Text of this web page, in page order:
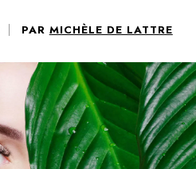
PAR MICHÈLE DE LATTRE